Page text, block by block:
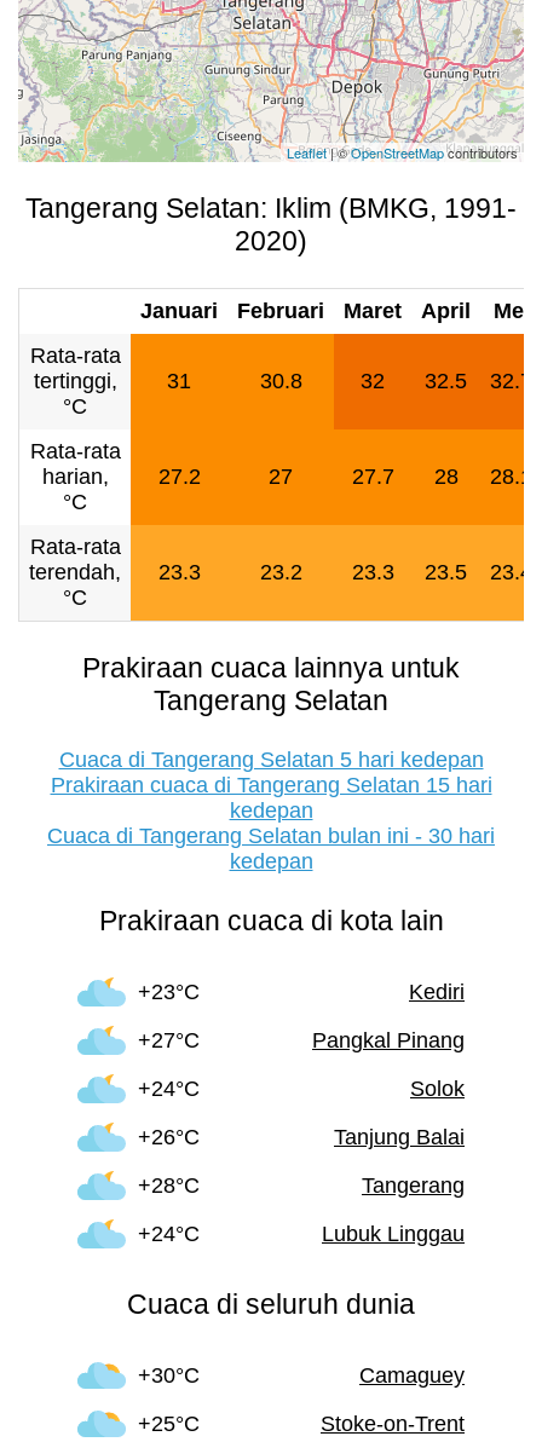
Leaflet| ©OpenStreetMapcontributors
Tangerang Selatan: Iklim (BMKG, 1991-
2020)
Januari Februari Maret April
Mei
Rata-rata
tertinggi,
°C
31 30.8 32 32.5 32.7
Rata-rata
harian,
°C
27.2 27 27.7 28 28.1
Rata-rata
terendah,
°C
23.3 23.2 23.3 23.5 23.4
Prakiraan cuaca lainnya untuk
Tangerang Selatan
Cuaca di Tangerang Selatan 5 hari kedepan
Prakiraan cuaca di Tangerang Selatan 15 hari
kedepan
Cuaca di Tangerang Selatan bulan ini - 30 hari
kedepan
Prakiraan cuaca di kota lain
+23°C
Kediri
+27°C
Pangkal Pinang
+24°C
Solok
+26°C
Tanjung Balai
+28°C
Tangerang
+24°C
Lubuk Linggau
Cuaca di seluruh dunia
+30°C
Camaguey
+25°C
Stoke-on-Trent